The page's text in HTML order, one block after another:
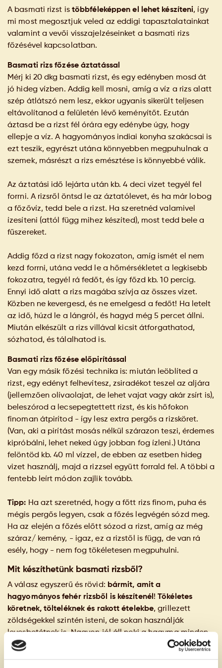
A basmati rizst is többféleképpen el lehet készíteni, így
mi most megosztjuk veled az eddigi tapasztalatainkat
valamint a vevői visszajelzéseinket a basmati rizs
főzésével kapcsolatban.
Basmati rizs főzése áztatással
Mérj ki 20 dkg basmati rizst, és egy edényben mosd át
jó hideg vízben. Addig kell mosni, amíg a víz a rizs alatt
szép átlátszó nem lesz, ekkor ugyanis sikerült teljesen
eltávolítanod a felületén lévő keményítőt. Ezután
áztasd be a rizst fél órára egy edénybe úgy, hogy
ellepje a víz. A hagyományos indiai konyha szakácsai is
ezt teszik, egyrészt utána könnyebben megpuhulnak a
szemek, másrészt a rizs emésztése is könnyebbé válik.
Az áztatási idő lejárta után kb. 4 deci vizet tegyél fel
forrni. A rizsről öntsd le az áztatólevet, és ha már lobog
a főzővíz, tedd bele a rizst. Ha szeretnéd valamivel
ízesíteni (attól függ mihez készíted), most tedd bele a
fűszereket.
Addig főzd a rizst nagy fokozaton, amíg ismét el nem
kezd forrni, utána vedd le a hőmérsékletet a legkisebb
fokozatra, tegyél rá fedőt, és így főzd kb. 10 percig.
Ennyi idő alatt a rizs magába szívja az összes vizet.
Közben ne kevergesd, és ne emelgesd a fedőt! Ha letelt
az idő, húzd le a lángról, és hagyd még 5 percet állni.
Miután elkészült a rizs villával kicsit átforgathatod,
sózhatod, és tálalhatod is.
Basmati rizs főzése előpirítással
Van egy másik főzési technika is: miután leöblíted a
rizst, egy edényt felhevítesz, zsiradékot teszel az aljára
(jellemzően olívaolajat, de lehet vajat vagy akár zsírt is),
beleszórod a lecsepegtettett rizst, és kis hőfokon
finoman átpirítod - így lesz extra pergős a rizsköret.
(Van, aki a pirítást mosás nélkül szárazon teszi, érdemes
kipróbálni, lehet neked úgy jobban fog ízleni.) Utána
felöntöd kb. 40 ml vízzel, de ebben az esetben hideg
vizet használj, majd a rizzsel együtt forrald fel. A többi a
fentebb leírt módon zajlik tovább.
Tipp: Ha azt szeretnéd, hogy a főtt rizs finom, puha és
mégis pergős legyen, csak a főzés legvégén sózd meg.
Ha az elején a főzés előtt sózod a rizst, amíg az még
száraz/ kemény, - igaz, ez a rizstől is függ, de van rá
esély, hogy - nem fog tökéletesen megpuhulni.
Mit készíthetünk basmati rizsből?
A válasz egyszerű és rövid: bármit, amit a
hagyományos fehér rizsből is készítenél !Tökéletes
köretnek, tölteléknek és rakott ételekbe, grillezett
zöldségekkel szintén isteni, de sokan használják
levesbetétnek is. Nagyon jól áll neki a hagyma minden
formában és
remekül passzolnak hozzá a friss